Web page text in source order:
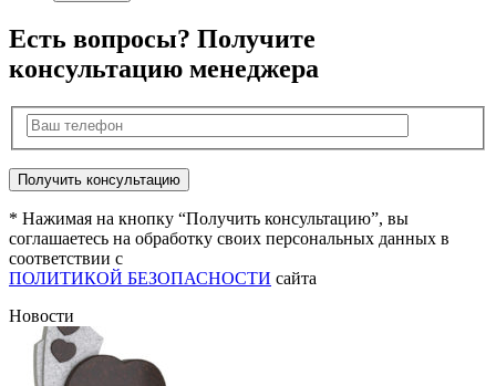
Есть вопросы? Получите
консультацию менеджера
* Нажимая на кнопку “Получить консультацию”, вы
соглашаетесь на обработку своих персональных данных в
соответствии с
ПОЛИТИКОЙ БЕЗОПАСНОСТИ сайта
Новости